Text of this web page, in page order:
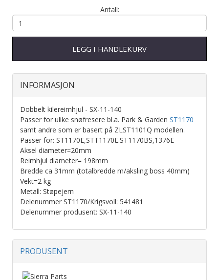
Antall:
LEGG I HANDLEKURV
INFORMASJON
Dobbelt kilereimhjul - SX-11-140
Passer for ulike snøfresere bl.a. Park & Garden ST1170
samt andre som er basert på ZLST1101Q modellen.
Passer for: ST1170E,STT1170E.ST1170BS,1376Е
Aksel diameter=20mm
Reimhjul diameter= 198mm
Bredde ca 31mm (totalbredde m/aksling boss 40mm)
Vekt=2 kg
Metall: Støpejern
Delenummer ST1170/Krigsvoll: 541481
Delenummer produsent: SX-11-140
PRODUSENT